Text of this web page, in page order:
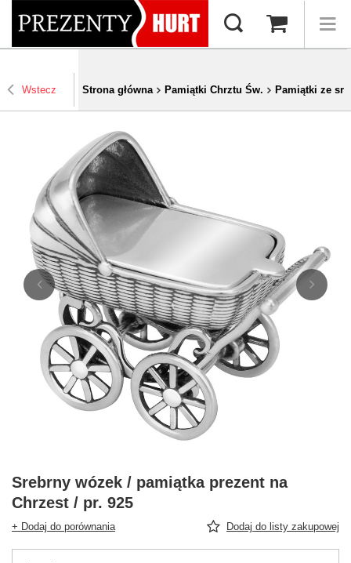
Wstecz Strona główna Pamiątki Chrztu Św. Pamiątki ze
Srebrny wózek / pamiątka prezent na
Chrzest / pr. 925
+ Dodaj do porównania Dodaj do listy zakupowej